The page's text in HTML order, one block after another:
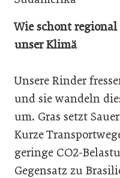
Wie schont
unser Klimä
Unsere Rinder
und sie wandeln
um. Gras setzt
Kurze
geringe CO2-
Gegensatz zu